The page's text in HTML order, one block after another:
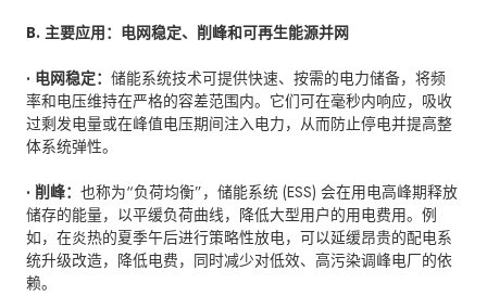
B. 主要应用：电网稳定、削峰和可再生能源并网
· 电网稳定：储能系统技术可提供快速、按需的电力储备，将频
率和电压维持在严格的容差范围内。它们可在毫秒内响应，吸收
过剩发电量或在峰值电压期间注入电力，从而防止停电并提高整
体系统弹性。
· 削峰：也称为“负荷均衡”，储能系统 (ESS) 会在用电高峰期释放
储存的能量，以平缓负荷曲线，降低大型用户的用电费用。例
如，在炎热的夏季午后进行策略性放电，可以延缓昂贵的配电系
统升级改造，降低电费，同时减少对低效、高污染调峰电厂的依
赖。